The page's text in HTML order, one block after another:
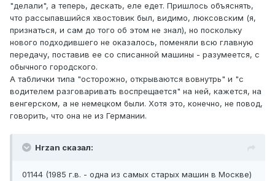
"делали", а теперь, дескать, еле едет. Пришлось объяснять,
что рассыпавшийся хвостовик был, видимо, люксовским (я,
признаться, и сам до того об этом не знал), но поскольку
нового подходившего не оказалось, поменяли всю главную
передачу, поставив ее со списанной машины - разумеется, с
обычного городского.
А таблички типа "осторожно, открываются вовнутрь" и "с
водителем разговаривать воспрещается" на ней, кажется, на
венгерском, а не немецком были. Хотя это, конечно, не повод,
говорить, что она не из Германии.
Hrzan сказал:
01144 (1985 г.в. - одна из самых старых машин в Москве)